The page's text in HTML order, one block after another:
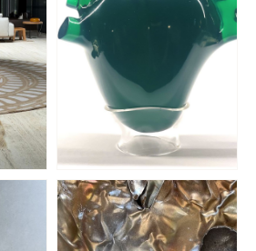
Amnistía Internacional
CAUSA